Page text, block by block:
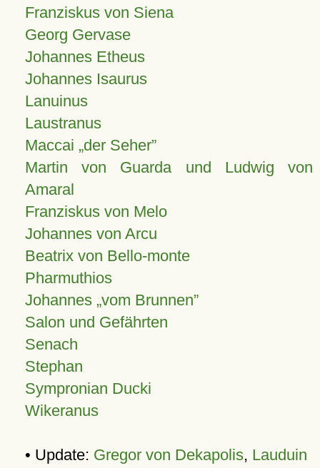
Franziskus von Siena
Georg Gervase
Johannes Etheus
Johannes Isaurus
Lanuinus
Laustranus
Maccai „der Seher”
Martin von Guarda und Ludwig von
Amaral
Franziskus von Melo
Johannes von Arcu
Beatrix von Bello-monte
Pharmuthios
Johannes vom Brunnen
Salon und Gefährten
Senach
Stephan
Sympronian Ducki
Wikeranus
• Update: Gregor von Dekapolis, Lauduin